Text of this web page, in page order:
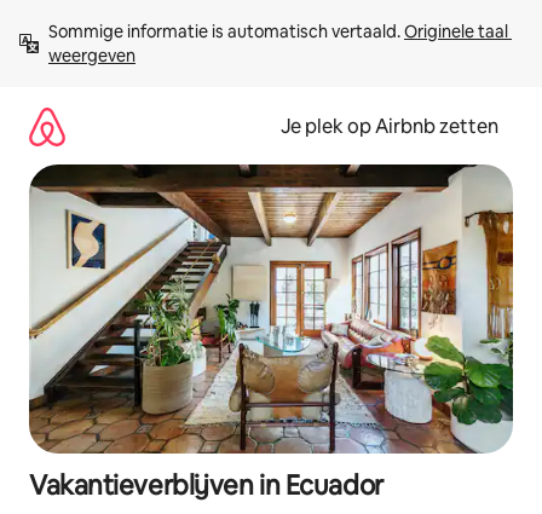
direct
naar
Sommige informatie is automatisch vertaald. Originele taal
weergeven
Je plek op Airbnb zetten
Vakantieverblijven in Ecuador